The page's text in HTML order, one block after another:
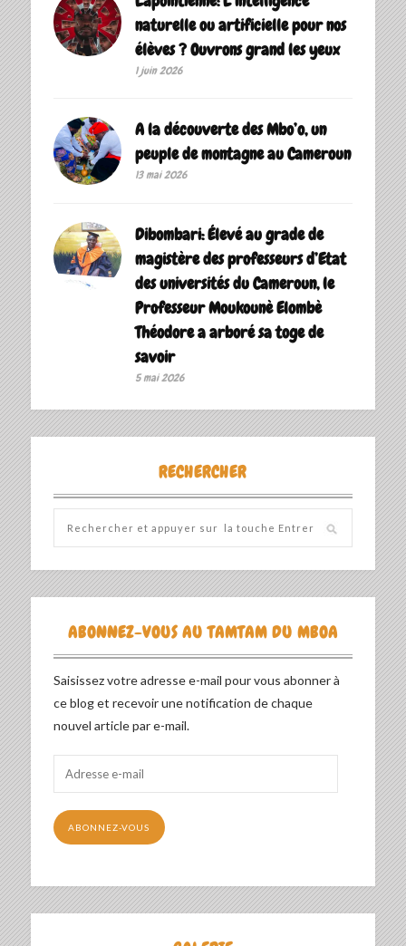
naturelle ou artificielle pour nos
élèves ? Ouvrons grand les yeux
1 juin 2026
A la découverte des Mbo’o, un
peuple de montagne au Cameroun
13 mai 2026
Dibombari: Élevé au grade de
magistère des professeurs d’Etat
des universités du Cameroun, le
Professeur Moukounè Elombè
Théodore a arboré sa toge de
savoir ‎
5 mai 2026
RECHERCHER
ABONNEZ-VOUS AU TAMTAM DU MBOA
Saisissez votre adresse e-mail pour vous abonner à
ce blog et recevoir une notification de chaque
nouvel article par e-mail.
mail
ABONNEZ-VOUS